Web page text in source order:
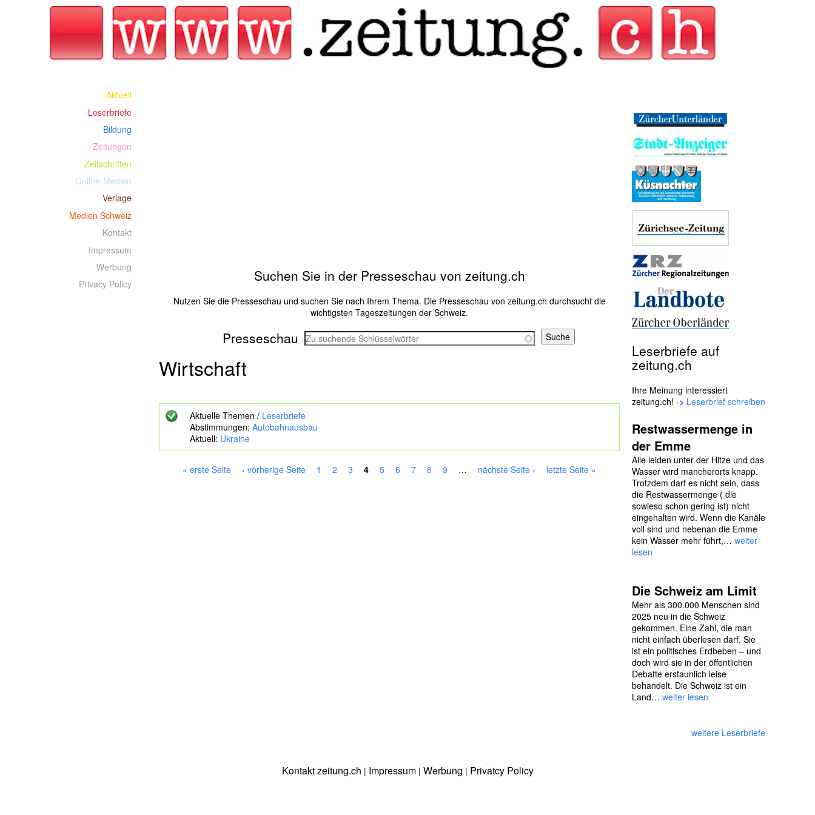
Jump to navigation
Suchen Sie in der Presseschau von zeitung.ch
Nutzen Sie die Presseschau und suchen Sie nach Ihrem Thema. Die Presseschau von zeitung.ch durchsucht die
wichtigsten Tageszeitungen der Schweiz.
Presseschau
s
u
e
S
Wirtschaft
Aktuelle Themen / Leserbriefe
Abstimmungen: Autobahnausbau
Aktuell: Ukraine
« erste Seite ‹ vorherige Seite 1 2 3 4 5 6 7 8 9 … nächste Seite › letzte Seite »
Aktuell
Leserbriefe
Bildung
Zeitungen
Zeitschriften
Online-Medien
Verlage
Medien Schweiz
Kontakt
Impressum
Werbung
Privacy Policy
Leserbriefe auf
zeitung.ch
Ihre Meinung interessiert
zeitung.ch! -> Leserbrief schreiben
Restwassermenge in
der Emme
Alle leiden unter der Hitze und das
Wasser wird mancherorts knapp.
Trotzdem darf es nicht sein, dass
die Restwassermenge ( die
sowieso schon gering ist) nicht
eingehalten wird. Wenn die Kanäle
voll sind und nebenan die Emme
kein Wasser mehr führt,… weiter
lesen
Die Schweiz am Limit
Mehr als 300.000 Menschen sind
2025 neu in die Schweiz
gekommen. Eine Zahl, die man
nicht einfach überlesen darf. Sie
ist ein politisches Erdbeben – und
doch wird sie in der öffentlichen
Debatte erstaunlich leise
behandelt. Die Schweiz ist ein
Land… weiter lesen
weitere Leserbriefe
Kontakt zeitung.ch | Impressum| Werbung | Privatcy Policy